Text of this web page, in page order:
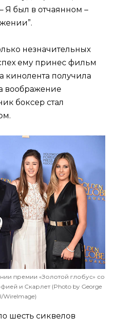
Я был в отчаянном –
незначительных
ему принес фильм
кинолента получила
воображение
боксер стал
премии «Золотой глобус» со
и Скарлет (Photo by George
WireImage)
шесть сиквелов